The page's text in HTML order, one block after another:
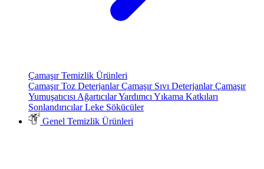
Çamaşır Temizlik Ürünleri
Çamaşır Toz DeterjanlarÇamaşır Sıvı DeterjanlarÇamaşır
Yumuşatıcısı AğartıcılarYardımcı Yıkama Katkıları
SonlandırıcılarLeke Sökücüler
Genel Temizlik Ürünleri